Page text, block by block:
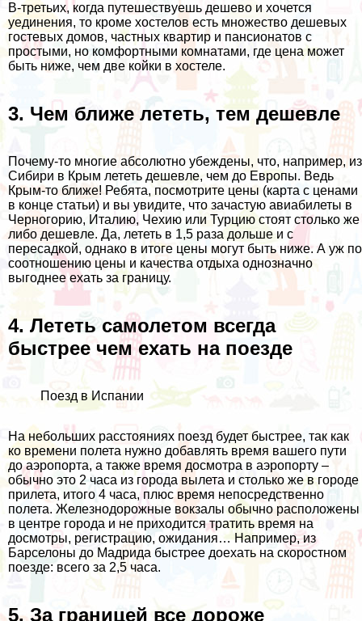
В-третьих, когда путешествуешь дешево и хочется
уединения, то кроме хостелов есть множество дешевых
гостевых домов, частных квартир и пансионатов с
простыми, но комфортными комнатами, где цена может
быть ниже, чем две койки в хостеле.
3. Чем ближе лететь, тем дешевле
Почему-то многие абсолютно убеждены, что, например, из
Сибири в Крым лететь дешевле, чем до Европы. Ведь
Крым-то ближе! Ребята, посмотрите цены (карта с ценами
в конце статьи) и вы увидите, что зачастую авиабилеты в
Черногорию, Италию, Чехию или Турцию стоят столько же
либо дешевле. Да, лететь в 1,5 раза дольше и с
пересадкой, однако в итоге цены могут быть ниже. А уж по
соотношению цены и качества отдыха однозначно
выгоднее ехать за границу.
4. Лететь самолетом всегда
быстрее чем ехать на поезде
Поезд в Испании
На небольших расстояниях поезд будет быстрее, так как
ко времени полета нужно добавлять время вашего пути
до аэропорта, а также время досмотра в аэропорту –
обычно это 2 часа из города вылета и столько же в городе
прилета, итого 4 часа, плюс время непосредственно
полета. Железнодорожные вокзалы обычно расположены
в центре города и не приходится тратить время на
досмотры, регистрацию, ожидания… Например, из
Барселоны до Мадрида быстрее доехать на скоростном
поезде: всего за 2,5 часа.
5. За границей все дороже